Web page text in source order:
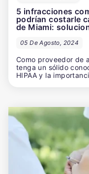
5 infracciones
podrían costarle
de Miami:
05 De Agosto, 2024
Como proveedor de
tenga un sólido
HIPAA y la